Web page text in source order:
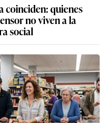
coinciden: quienes
no viven a la
social